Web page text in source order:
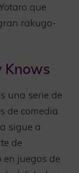
que
rakugo-
Knows
una serie de
de comedia
sigue a
de
juegos de